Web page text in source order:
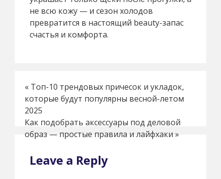
не всю кожу — и сезон холодов
превратится в настоящий beauty-запас
счастья и комфорта.
« Топ-10 трендовых причесок и укладок,
которые будут популярны весной-летом
2025
Как подобрать аксессуары под деловой
образ — простые правила и лайфхаки »
Leave a Reply